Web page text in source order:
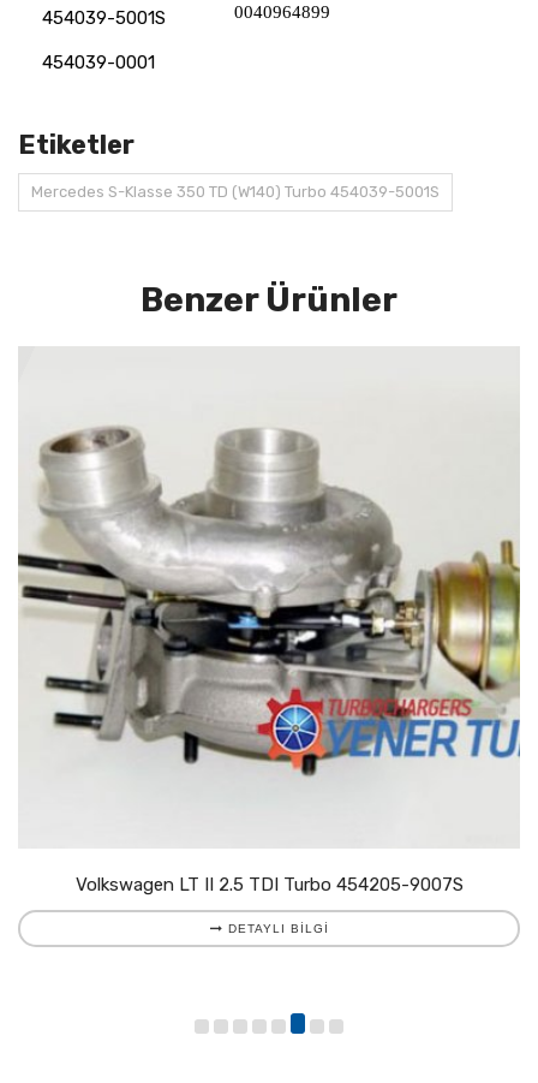
454039-5001S
454039-0001
0040964899
Etiketler
Mercedes S-Klasse 350 TD (W140) Turbo 454039-5001S
Benzer Ürünler
Volkswagen LT II 2.5 TDI Turbo 454205-9007S
DETAYLI BILGI